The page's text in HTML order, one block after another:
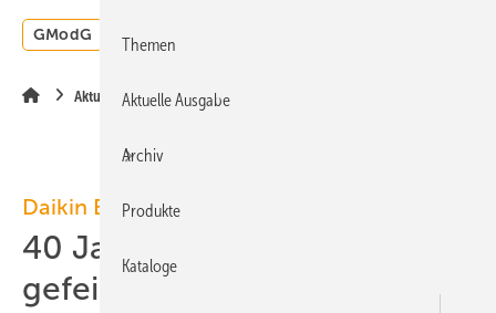
GModG Wärmepumpe
Aktuelle Meldung
Daikin Europe
40 Jahre Daikin in Ostende
gefeiert
Themen
Aktuelle Ausgabe
Archiv
Produkte
Kataloge